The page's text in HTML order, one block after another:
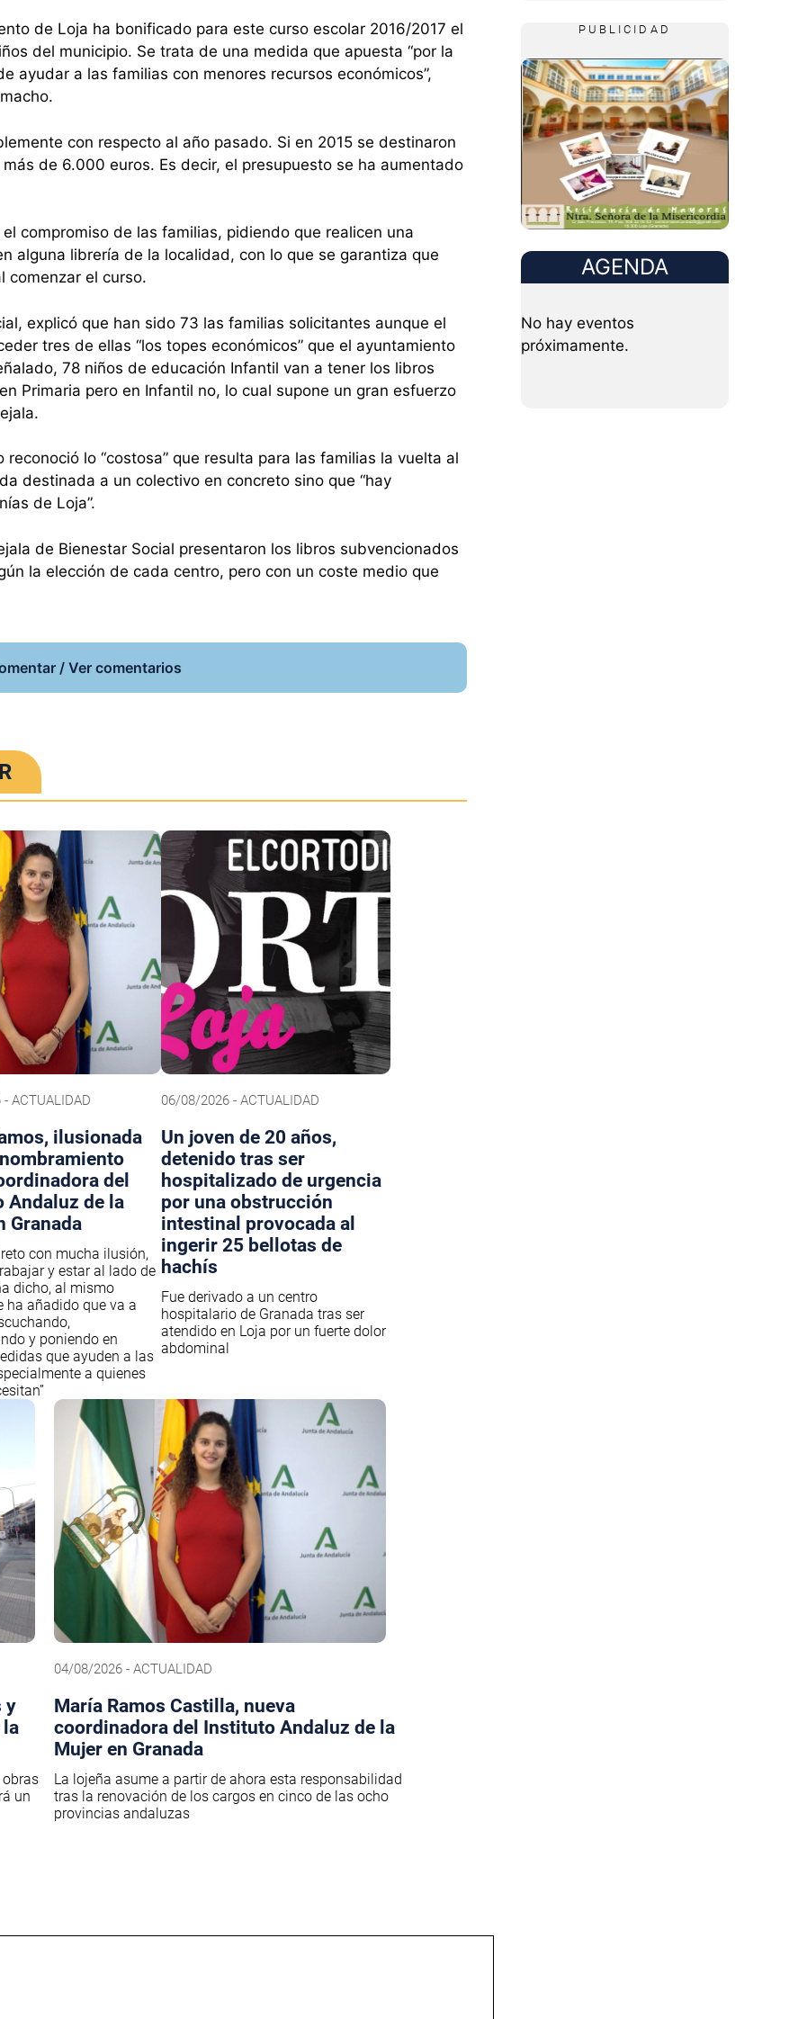
de Loja ha bonificado para este curso escolar 2016/2017 el
del municipio. Se trata de una medida que apuesta “por la
ayudar a las familias con menores recursos económicos”,
con respecto al año pasado. Si en 2015 se destinaron
de 6.000 euros. Es decir, el presupuesto se ha aumentado
compromiso de las familias, pidiendo que realicen una
alguna librería de la localidad, con lo que se garantiza que
comenzar el curso.
explicó que han sido 73 las familias solicitantes aunque el
tres de ellas “los topes económicos” que el ayuntamiento
78 niños de educación Infantil van a tener los libros
Primaria pero en Infantil no, lo cual supone un gran esfuerzo
lo “costosa” que resulta para las familias la vuelta al
destinada a un colectivo en concreto sino que “hay
de Loja”.
de Bienestar Social presentaron los libros subvencionados
la elección de cada centro, pero con un coste medio que
/ Ver comentarios
ACTUALIDAD
ilusionada
del
Andaluz de la
Granada
con mucha ilusión,
y estar al lado de
dicho, al mismo
ha añadido que va a
y poniendo en
que ayuden a las
a quienes
06/08/2026 - ACTUALIDAD
Un joven de 20 años,
detenido tras ser
hospitalizado de urgencia
por una obstrucción
intestinal provocada al
ingerir 25 bellotas de
hachís
Fue derivado a un centro
hospitalario de Granada tras ser
atendido en Loja por un fuerte dolor
abdominal
y
la
un
04/08/2026 - ACTUALIDAD
María Ramos Castilla, nueva
coordinadora del Instituto Andaluz de la
Mujer en Granada
La lojeña asume a partir de ahora esta responsabilidad
tras la renovación de los cargos en cinco de las ocho
provincias andaluzas
PUBLICIDAD
AGENDA
No hay eventos
próximamente.